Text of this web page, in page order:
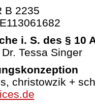
B 2235
i. S. des § 10
Tessa Singer
christowzik +